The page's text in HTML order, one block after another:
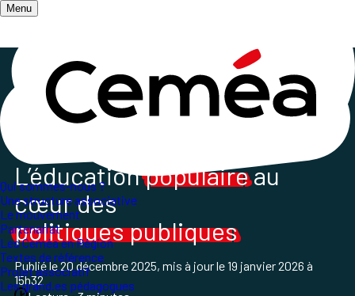
Menu
Qui sommes-nous ?
Une structure associative
Le mouvement
Partenariat
Les Ceméa en Région
Textes de référence
Projet associatif
Les grand.es pédagogues
Accueil/ Les champs d'action /
Questions sociétales
L’éducationpopulaireau
cœur des
politiques publiques
Publié le20 décembre 2025, mis à jour le19 janvier 2026 à
15h32